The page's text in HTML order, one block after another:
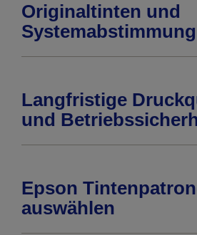
Originaltinten und
Systemabstimmung
Langfristige
und
Epson
auswählen